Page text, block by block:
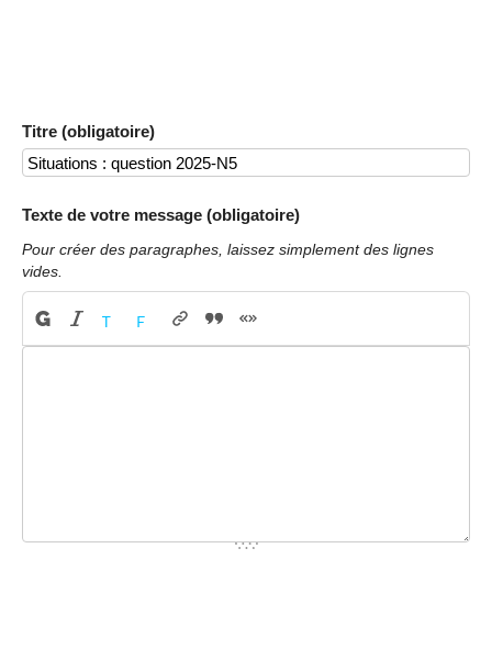
Titre (obligatoire)
Texte de votre message (obligatoire)
Pour créer des paragraphes, laissez simplement des lignes
vides.